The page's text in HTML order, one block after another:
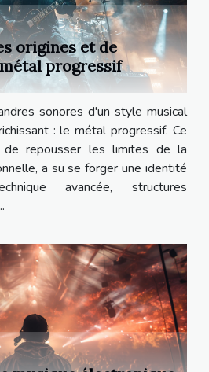
origines et de
progressif
sonores d'un style musical
: le métal progressif. Ce
repousser les limites de la
a su se forger une identité
avancée, structures